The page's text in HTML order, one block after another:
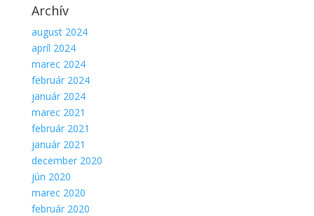
Archív
august 2024
apríl 2024
marec 2024
február 2024
január 2024
marec 2021
február 2021
január 2021
december 2020
jún 2020
marec 2020
február 2020